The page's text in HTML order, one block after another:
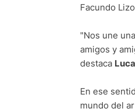
Facundo
"Nos une
amigos y
destaca
En ese
mundo del